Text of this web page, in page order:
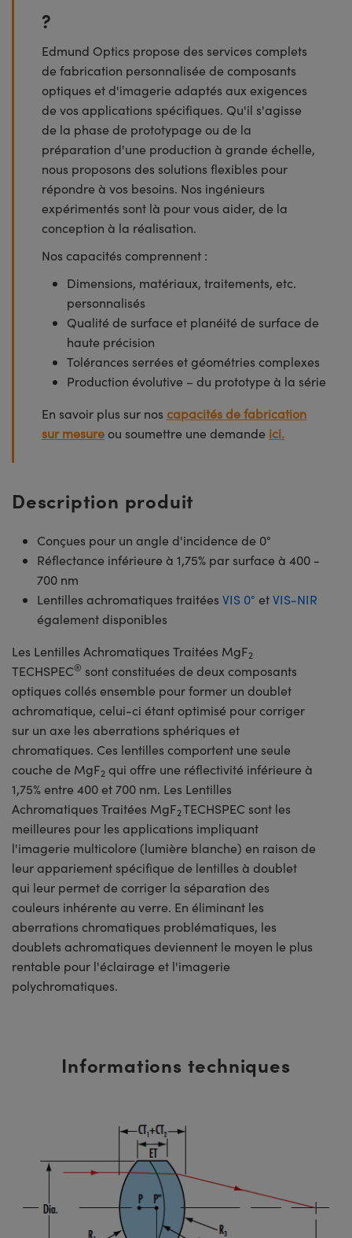
?
Edmund Optics propose des services complets
de fabrication personnalisée de composants
optiques et d'imagerie adaptés aux exigences
de vos applications spécifiques. Qu'il s'agisse
de la phase de prototypage ou de la
préparation d'une production à grande échelle,
nous proposons des solutions flexibles pour
répondre à vos besoins. Nos ingénieurs
expérimentés sont là pour vous aider, de la
conception à la réalisation.
Nos capacités comprennent :
Dimensions, matériaux, traitements, etc.
personnalisés
Qualité de surface et planéité de surface de
haute précision
Tolérances serrées et géométries complexes
Production évolutive – du prototype à la série
En savoir plus sur nos capacités de fabrication
sur mesure ou soumettre une demande ici.
Description produit
Conçues pour un angle d'incidence de 0°
Réflectance inférieure à 1,75% par surface à 400 -
700 nm
Lentilles achromatiques traitées VIS 0° etVIS-NIR
également disponibles
Les Lentilles Achromatiques Traitées MgF2
TECHSPEC® sont constituées de deux composants
optiques collés ensemble pour former un doublet
achromatique, celui-ci étant optimisé pour corriger
sur un axe les aberrations sphériques et
chromatiques. Ces lentilles comportent une seule
couche de MgF2 qui offre une réflectivité inférieure à
1,75% entre 400 et 700 nm. Les Lentilles
Achromatiques Traitées MgF2TECHSPEC sont les
meilleures pour les applications impliquant
l'imagerie multicolore (lumière blanche) en raison de
leur appariement spécifique de lentilles à doublet
qui leur permet de corriger la séparation des
couleurs inhérente au verre. En éliminant les
aberrations chromatiques problématiques, les
doublets achromatiques deviennent le moyen le plus
rentable pour l'éclairage et l'imagerie
polychromatiques.
Informations techniques